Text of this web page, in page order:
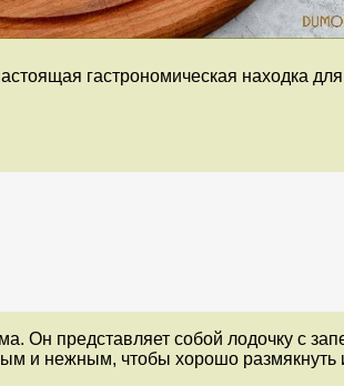
гастрономическая находка
Он представляет собой лодочку с
и нежным, чтобы хорошо размякнуть